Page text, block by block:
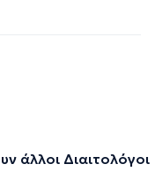
άλλοι Διαιτολόγοι